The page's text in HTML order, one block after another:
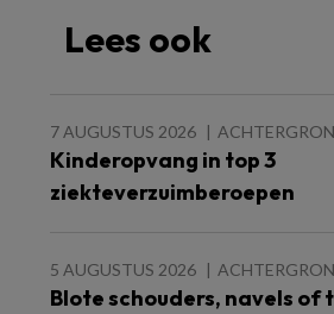
Lees ook
7 AUGUSTUS 2026
Kinderopvang in top 3
ziekteverzuimberoepen
5 AUGUSTUS 2026
Blote schouders, navels of